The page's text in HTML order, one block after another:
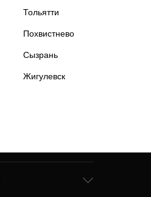
Тольятти
Похвистнево
Сызрань
Жигулевск